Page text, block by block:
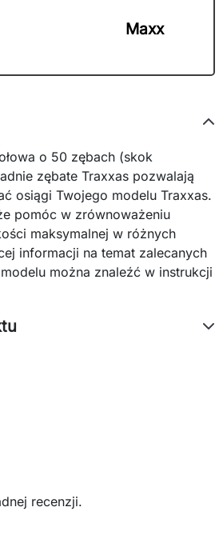
Maxx
o 50 zębach (skok
zębate Traxxas pozwalają
osiągi Twojego modelu Traxxas.
pomóc w zrównoważeniu
maksymalnej w różnych
informacji na temat zalecanych
można znaleźć w instrukcji
recenzji.